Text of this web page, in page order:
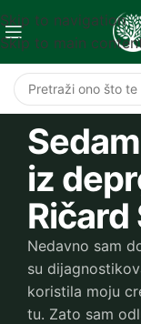
Skip to navigation
Skip to main
iz
Ričard
Nedavno sam
su
koristila moju
tu. Zato sam